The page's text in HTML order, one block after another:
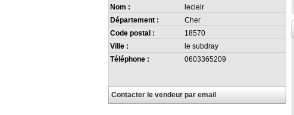
Nom :
lecleir
Département :
Cher
Code postal :
18570
Ville :
le subdray
Téléphone :
0603365209
Contacter le vendeur par email